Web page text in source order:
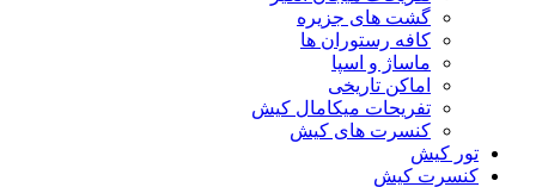
گشت های جزیره
کافه رستوران ها
ماساژ و اسپا
اماکن تاریخی
تفریحات میکامال کیش
کنسرت های کیش
تور کیش
کنسرت کیش